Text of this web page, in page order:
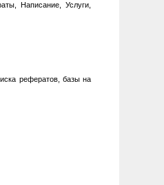
Написание, Услуги,
рефератов, базы на